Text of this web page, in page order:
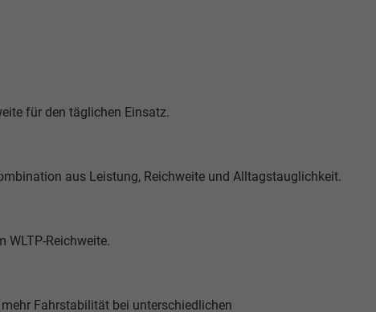
für den täglichen Einsatz.
aus Leistung, Reichweite und Alltagstauglichkeit.
WLTP-Reichweite.
Fahrstabilität bei unterschiedlichen